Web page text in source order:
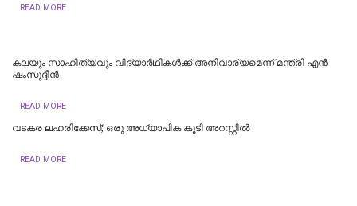
READ MORE
കലയും സാഹിത്യവും വിദ്യാർഥികൾക്ക് അനിവാര്യമെന്ന് മന്ത്രി എൻ
ഷംസുദ്ദീൻ
READ MORE
വടകര ലഹരിക്കേസ്; ഒരു അധ്യാപിക കൂടി അറസ്റ്റില്‍
READ MORE